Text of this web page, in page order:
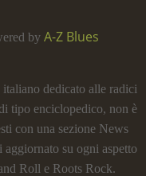
by A-Z Blues
dedicato alle radici
tipo enciclopedico, non è
con una sezione News
aggiornato su ogni aspetto
Roll e Roots Rock.